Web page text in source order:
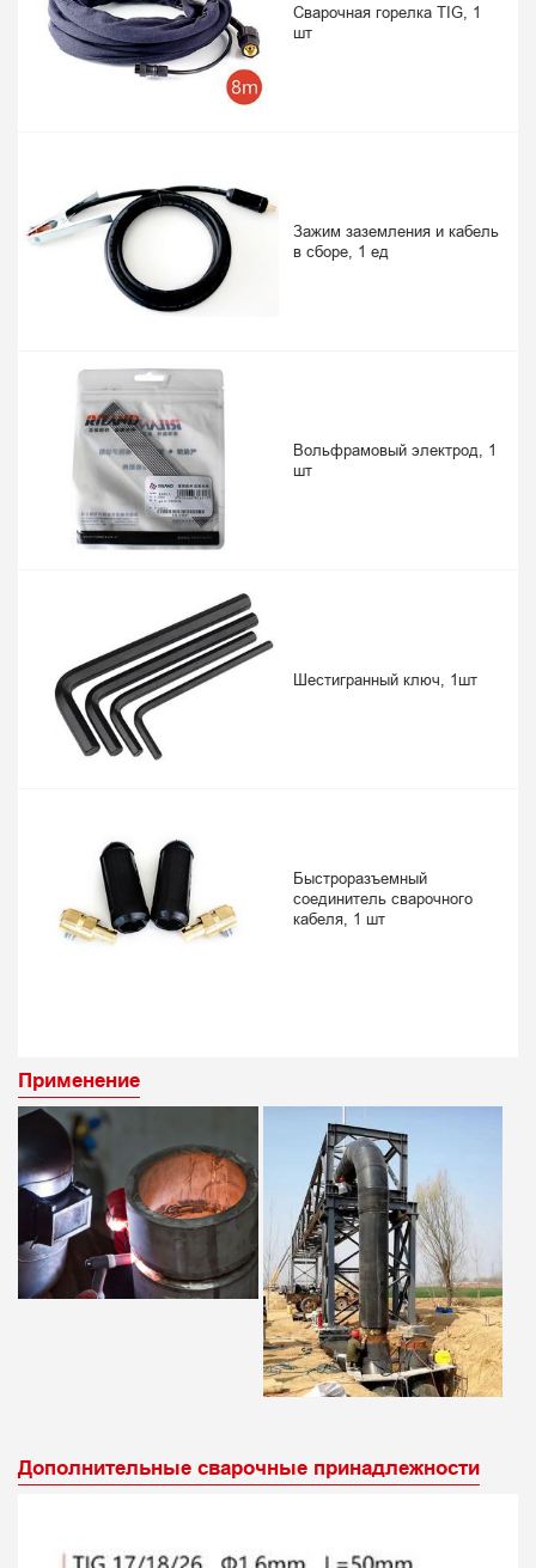
Сварочная горелка TIG, 1
шт
Зажим заземления и кабель
в сборе, 1 ед
Вольфрамовый электрод, 1
шт
Шестигранный ключ, 1шт
Быстроразъемный
соединитель сварочного
кабеля, 1 шт
Применение
Дополнительные сварочные принадлежности